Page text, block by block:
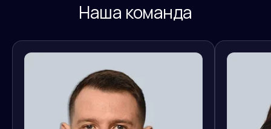
Наша команда